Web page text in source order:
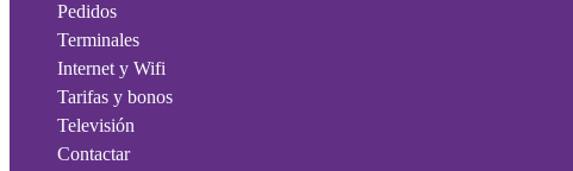
Pedidos
Terminales
Internet y Wifi
Tarifas y bonos
Televisión
Contactar